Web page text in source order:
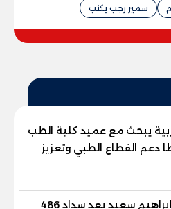
سمير رجب يكتب
يبحث مع عميد كلية الطب
دعم القطاع الطبي وتعزيز
الخبرات الأكاديمية
الإفراج عن إبراهيم سعيد بعد سداد 486